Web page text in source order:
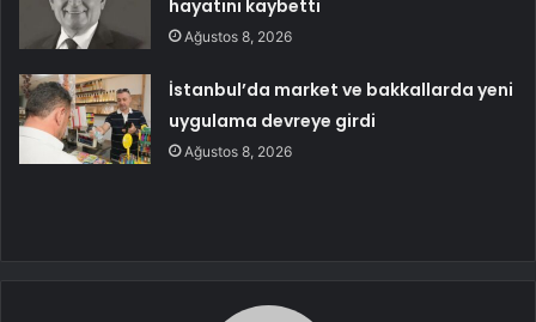
hayatını kaybetti
Ağustos 8, 2026
İstanbul’da market ve bakkallarda yeni
uygulama devreye girdi
Ağustos 8, 2026